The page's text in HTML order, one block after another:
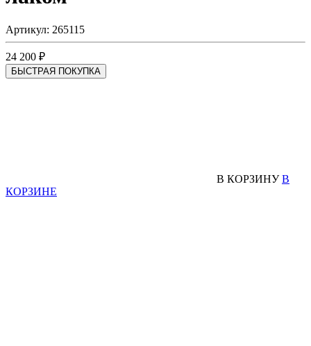
Артикул: 265115
24 200 ₽
БЫСТРАЯ ПОКУПКА
В КОРЗИНУ В
КОРЗИНЕ